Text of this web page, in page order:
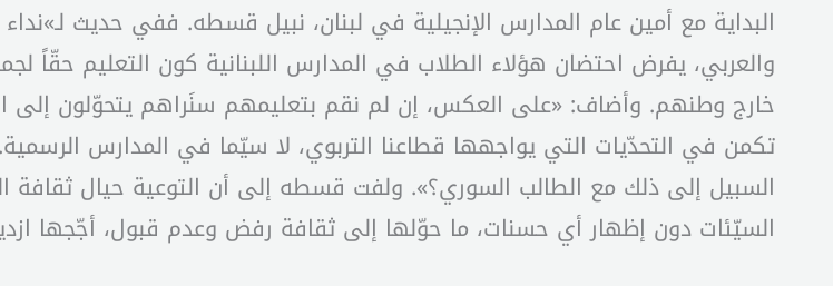
البداية مع أمين عام المدارس الإنجيلية في لبنان، نبيل قسطه. ففي حديث
والعربي، يفرض احتضان هؤلاء الطلاب في المدارس اللبنانية كون التعليم
خارج وطنهم. وأضاف: «على العكس، إن لم نقم بتعليمهم سنَراهم يتحوّلون إلى
تكمن في التحدّيات التي يواجهها قطاعنا التربوي، لا سيّما في المدارس
السبيل إلى ذلك مع الطالب السوري؟». ولفت قسطه إلى أن التوعية حيال
السيّئات دون إظهار أي حسنات، ما حوّلها إلى ثقافة رفض وعدم قبول، أجّجها